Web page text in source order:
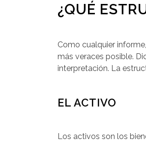
¿QUÉ
Como cualquier
más veraces posible.
interpretación. La
EL ACTIVO
Los activos son los